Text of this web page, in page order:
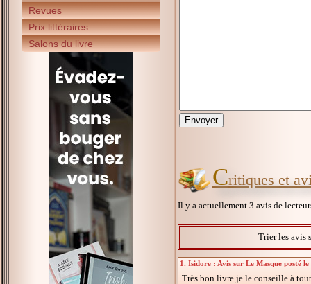
Revues
Prix littéraires
Salons du livre
Critiques et
Il y a actuellement 3 avis de
Trier les avis
1. Isidore : Avis sur Le Masque posté
Très bon livre je le conseille à